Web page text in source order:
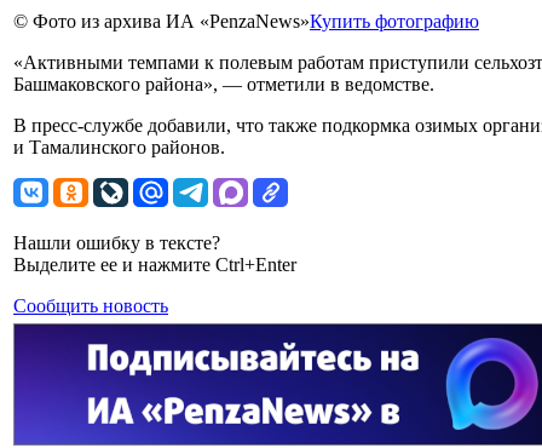
© Фото из архива ИА «PenzaNews»Купить фотографию
«Активными темпами к полевым работам приступили
Башмаковского района», — отметили в ведомстве.
В пресс-службе добавили, что также подкормка озимых
и Тамалинского районов.
Нашли ошибку в тексте?
Выделите ее и нажмите Ctrl+Enter
Сообщить новость